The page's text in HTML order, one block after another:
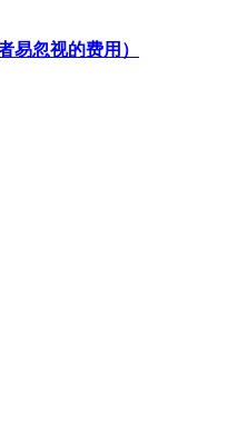
易忽视的费用）